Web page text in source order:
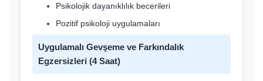
Psikolojik dayanıklılık becerileri
Pozitif psikoloji uygulamaları
Uygulamalı Gevşeme ve Farkındalık
Egzersizleri (4 Saat)